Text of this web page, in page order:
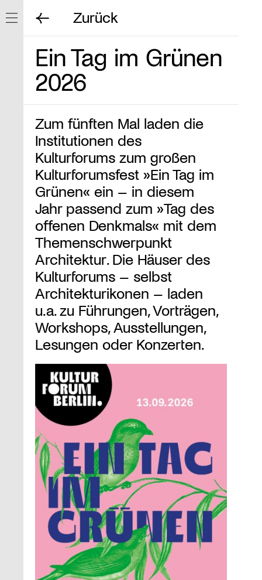
Navigation ein/ausblenden
Zurück
Ein Tag im Grünen
2026
Zum fünften Mal laden die
Institutionen des
Kulturforums zum großen
Kulturforumsfest »Ein Tag im
Grünen« ein – in diesem
Jahr passend zum »Tag des
offenen Denkmals« mit dem
Themenschwerpunkt
Architektur. Die Häuser des
Kulturforums – selbst
Architekturikonen – laden
u.a. zu Führungen, Vorträgen,
Workshops, Ausstellungen,
Lesungen oder Konzerten.